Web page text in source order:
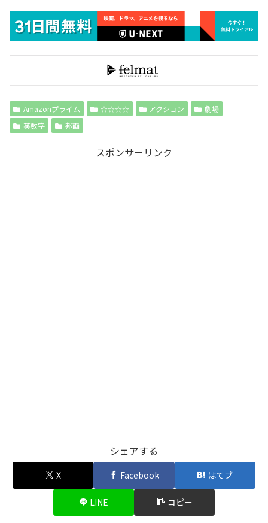
Amazonプライム ☆☆☆☆ アクション
劇場
英数字
邦画
スポンサーリンク
シェアする
X Facebook はてブ
LINE コピー